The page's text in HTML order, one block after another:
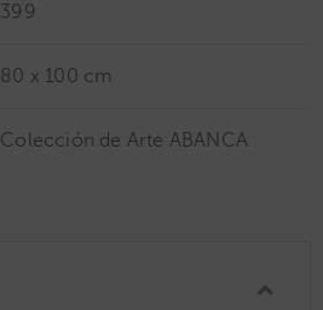
399
80 x 100 cm
Colección de Arte ABANCA